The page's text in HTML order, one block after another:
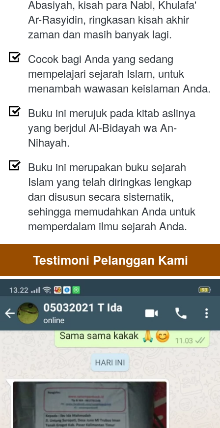
Abasiyah, kisah para Nabi, Khulafa'
Ar-Rasyidin, ringkasan kisah akhir
zaman dan masih banyak lagi.
Cocok bagi Anda yang sedang
mempelajari sejarah Islam, untuk
menambah wawasan keislaman Anda.
Buku ini merujuk pada kitab aslinya
yang berjdul Al-Bidayah wa An-
Nihayah.
Buku ini merupakan buku sejarah
Islam yang telah diringkas lengkap
dan disusun secara sistematik,
sehingga memudahkan Anda untuk
memperdalam ilmu sejarah Anda.
Testimoni Pelanggan Kami